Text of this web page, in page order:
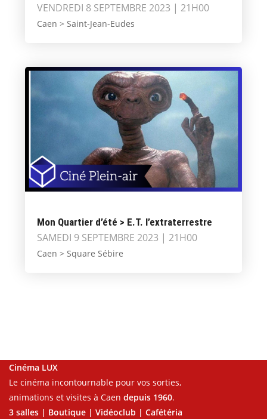
VENDREDI 8 SEPTEMBRE 2023 | 21H00
Caen > Saint-Jean-Eudes
Mon Quartier d’été > E.T. l’extraterrestre
SAMEDI 9 SEPTEMBRE 2023 | 21H00
Caen > Square Sébire
Cinéma LUX
Le cinéma incontournable pour vos sorties,
animations et visites à Caen depuis 1960.
3 salles | Boutique | Vidéoclub | Cafétéria